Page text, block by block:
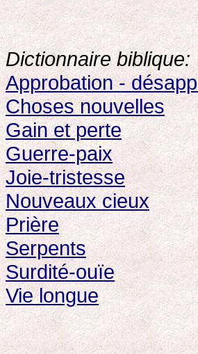
Dictionnaire biblique:
Approbation -
Choses nouvelles
Gain et perte
Guerre-paix
Joie-tristesse
Nouveaux cieux
Prière
Serpents
Surdité-ouïe
Vie longue